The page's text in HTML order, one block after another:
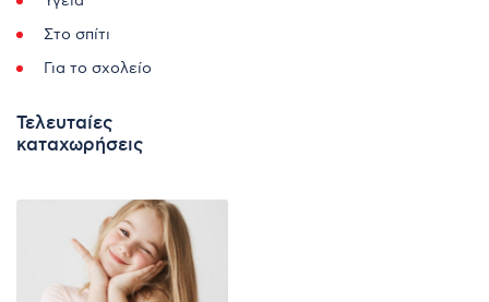
Στο σπίτι
Για το σχολείο
Τελευταίες
καταχωρήσεις